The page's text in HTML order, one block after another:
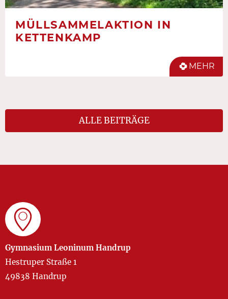
MÜLLSAMMELAKTION IN
KETTENKAMP
MEHR
ALLE BEITRÄGE
Gymnasium Leoninum Handrup
Hestruper Straße 1
49838 Handrup